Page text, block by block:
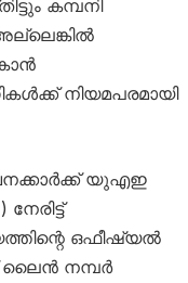
കമ്പനി
നിയമപരമായി
യുഎഇ
ഒഫീഷ്യൽ
നമ്പർ